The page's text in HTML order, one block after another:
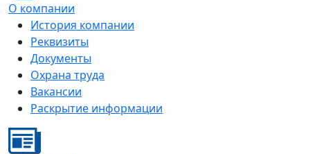
О компании
История компании
Реквизиты
Документы
Охрана труда
Вакансии
Раскрытие информации